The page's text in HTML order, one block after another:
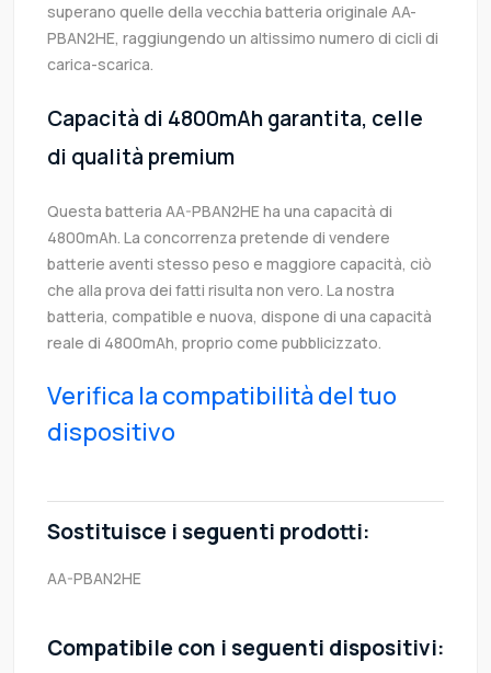
superano quelle della vecchia batteria originale AA-
PBAN2HE, raggiungendo un altissimo numero di cicli di
carica-scarica.
Capacità di 4800mAh garantita, celle
di qualità premium
Questa batteria AA-PBAN2HE ha una capacità di
4800mAh. La concorrenza pretende di vendere
batterie aventi stesso peso e maggiore capacità, ciò
che alla prova dei fatti risulta non vero. La nostra
batteria, compatible e nuova, dispone di una capacità
reale di 4800mAh, proprio come pubblicizzato.
Verifica la compatibilità del tuo
dispositivo
Sostituisce i seguenti prodotti:
AA-PBAN2HE
Compatibile con i seguenti dispositivi: